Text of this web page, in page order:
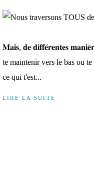
𝐌𝐚𝐢𝐬, 𝐝𝐞 𝐝𝐢𝐟𝐟𝐞́𝐫𝐞𝐧𝐭𝐞𝐬
te maintenir vers le bas ou
ce qui t'est...
LIRE LA SUITE